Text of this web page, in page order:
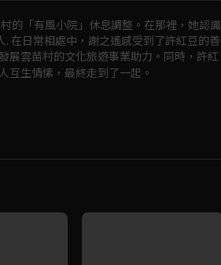
的「有風小院」休息調整。在那裡，她認識
在日常相處中，謝之遙感受到了許紅豆的善
展雲苗村的文化旅遊事業助力。同時，許紅
互生情愫，最終走到了一起。